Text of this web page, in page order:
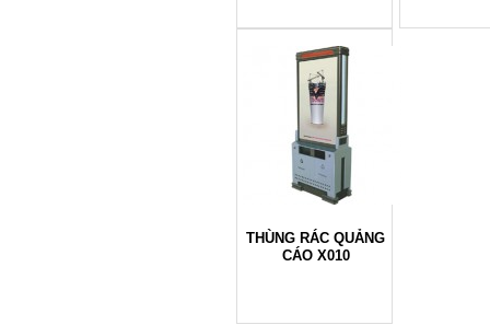
THÙNG RÁC QUẢNG
CÁO X010